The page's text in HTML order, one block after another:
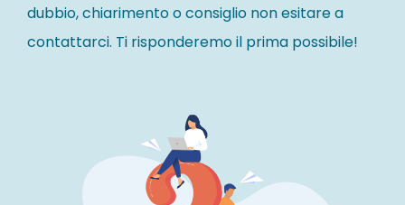
dubbio, chiarimento o consiglio non esitare a
contattarci. Ti risponderemo il prima possibile!